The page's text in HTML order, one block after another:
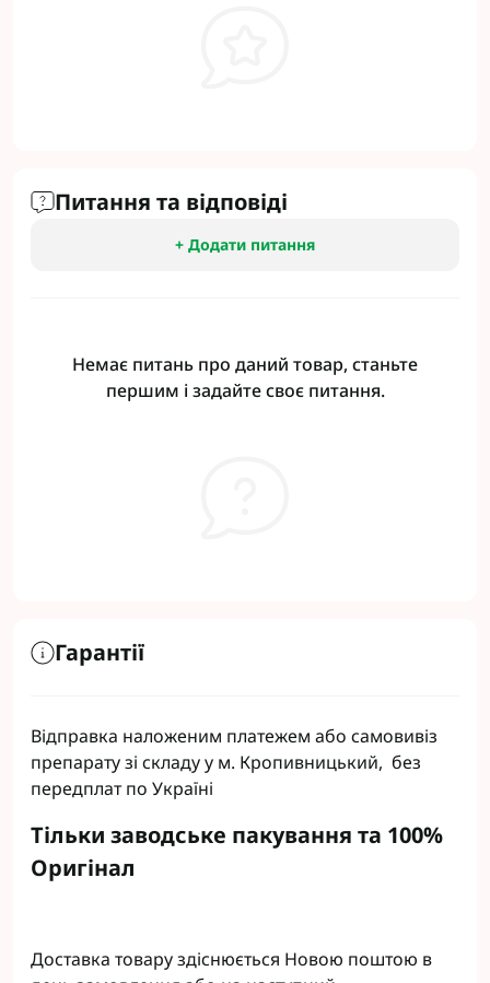
Питання та відповіді
+ Додати питання
Немає питань про даний товар, станьте
першим і задайте своє питання.
Гарантії
Відправка наложеним платежем або самовивіз
препарату зі складу у м. Кропивницький, без
передплат по Україні
Тільки заводське пакування та 100%
Оригінал
Доставка товару здіснюється Новою поштою в